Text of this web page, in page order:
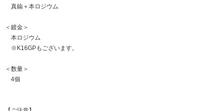
真鍮＋本ロジウム
＜鍍金＞
本ロジウム
※K16GPもございます。
＜数量＞
4個